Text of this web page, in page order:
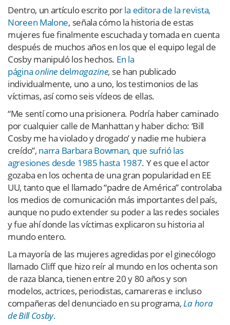
Dentro, un artículo escrito porla editora de la revista,
Noreen Malone, señala cómo la historia de estas
mujeres fue finalmente escuchada y tomada en cuenta
después de muchos años en los que el equipo legal de
Cosby manipuló los hechos. En la
páginaonline delmagazine, se han publicado
individualmente, uno a uno, los testimonios de las
víctimas, así como seis vídeos de ellas.
“Me sentí como una prisionera. Podría haber caminado
por cualquier calle de Manhattan y haber dicho: ‘Bill
Cosby me ha violado y drogado’ y nadie me hubiera
creído”, narra Barbara Bowman, que sufrió las
agresiones desde 1985 hasta 1987. Y es que el actor
gozaba en los ochenta de una gran popularidad en EE
UU, tanto que el llamado “padre de América” controlaba
los medios de comunicación más importantes del país,
aunque no pudo extender su poder a las redes sociales
y fue ahí donde las víctimas explicaron su historia al
mundo entero.
La mayoría de las mujeres agredidas por el ginecólogo
llamado Cliff que hizo reír al mundo en los ochenta son
de raza blanca, tienen entre 20 y 80 años y son
modelos, actrices, periodistas, camareras e incluso
compañeras del denunciado en su programa,La hora
de Bill Cosby.